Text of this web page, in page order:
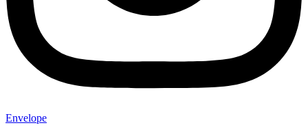
Envelope